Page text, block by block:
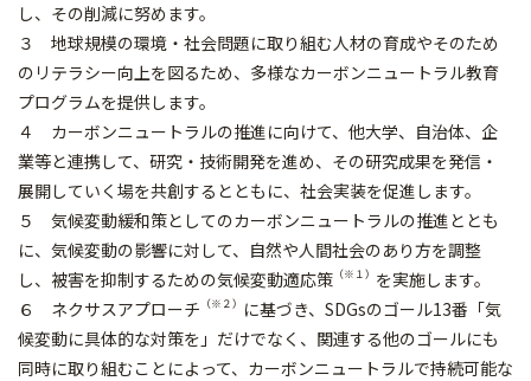
し、その削減に努めます。
３ 地球規模の環境・社会問題に取り組む人材の育成やそのため
のリテラシー向上を図るため、多様なカーボンニュートラル教育
プログラムを提供します。
４ カーボンニュートラルの推進に向けて、他大学、自治体、企
業等と連携して、研究・技術開発を進め、その研究成果を発信・
展開していく場を共創するとともに、社会実装を促進します。
５ 気候変動緩和策としてのカーボンニュートラルの推進ととも
に、気候変動の影響に対して、自然や人間社会のあり方を調整
し、被害を抑制するための気候変動適応策 （※１） を実施します。
６ ネクサスアプローチ （※２）
に基づき、SDGsのゴール13番「気
候変動に具体的な対策を」だけでなく、関連する他のゴールにも
同時に取り組むことによって、カーボンニュートラルで持続可能な